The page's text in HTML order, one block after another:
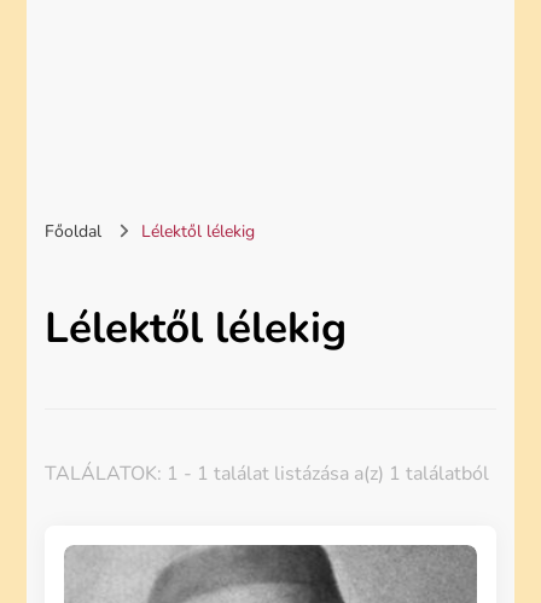
Főoldal Lélektől lélekig
Lélektől lélekig
TALÁLATOK: 1 - 1 találat listázása a(z) 1 találatból